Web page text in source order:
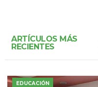
ARTÍCULOS MÁS
RECIENTES
EDUCACIÓN